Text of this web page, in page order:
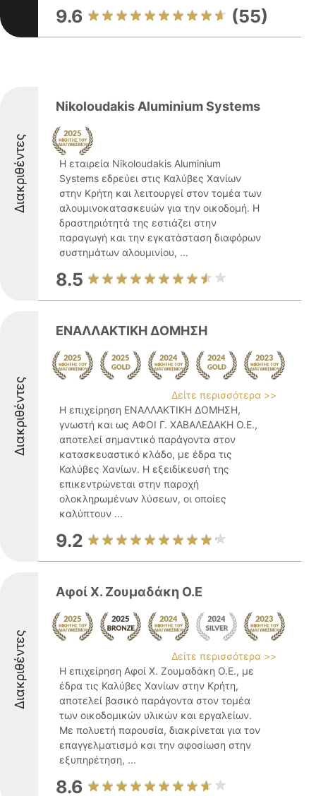
9.6 (55)
Διακριθέντες
Nikoloudakis Aluminium Systems
Η εταιρεία Nikoloudakis Aluminium
Systems εδρεύει στις Καλύβες Χανίων
στην Κρήτη και λειτουργεί στον τομέα των
αλουμινοκατασκευών για την οικοδομή. Η
δραστηριότητά της εστιάζει στην
παραγωγή και την εγκατάσταση διαφόρων
συστημάτων αλουμινίου, ...
8.5
Διακριθέντες
ΕΝΑΛΛΑΚΤΙΚΗ ΔΟΜΗΣΗ
Δείτε περισσότερα >>
Η επιχείρηση ΕΝΑΛΛΑΚΤΙΚΗ ΔΟΜΗΣΗ,
γνωστή και ως ΑΦΟΙ Γ. ΧΑΒΑΛΕΔΑΚΗ Ο.Ε.,
αποτελεί σημαντικό παράγοντα στον
κατασκευαστικό κλάδο, με έδρα τις
Καλύβες Χανίων. Η εξειδίκευσή της
επικεντρώνεται στην παροχή
ολοκληρωμένων λύσεων, οι οποίες
καλύπτουν ...
9.2
Διακριθέντες
Αφοί Χ. Ζουμαδάκη Ο.Ε
Δείτε περισσότερα >>
Η επιχείρηση Αφοί Χ. Ζουμαδάκη Ο.Ε., με
έδρα τις Καλύβες Χανίων στην Κρήτη,
αποτελεί βασικό παράγοντα στον τομέα
των οικοδομικών υλικών και εργαλείων.
Με πολυετή παρουσία, διακρίνεται για τον
επαγγελματισμό και την αφοσίωση στην
εξυπηρέτηση, ...
8.6